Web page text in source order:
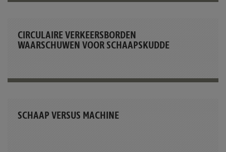
CIRCULAIRE VERKEERSBORDEN
WAARSCHUWEN VOOR SCHAAPSKUDDE
SCHAAP VERSUS MACHINE